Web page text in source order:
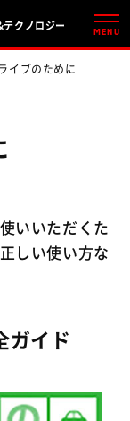
テクノロジー
MENU
イブのために
いいただくた
しい使い方な
ガイド